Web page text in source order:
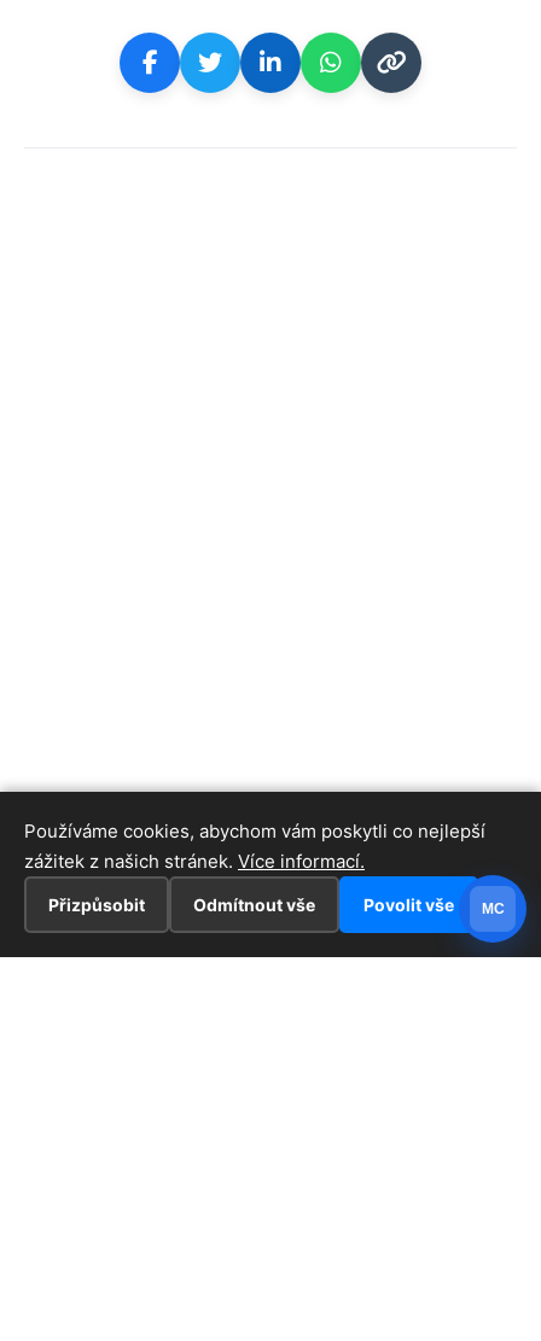
Používáme cookies, abychom vám poskytli co nejlepší
zážitek z našich stránek. Více informací.
Přizpůsobit Odmítnout vše Povolit vše MC